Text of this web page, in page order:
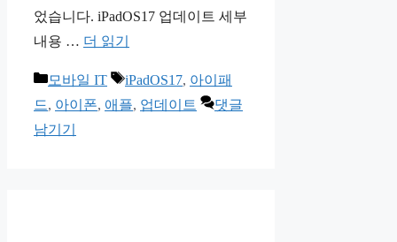
었습니다. iPadOS17 업데이트 세부
내용 … 더 읽기
카
테
고
모바일 IT
태
그
iPadOS17, 아이패
드, 아이폰, 애플, 업데이트
댓글
남기기